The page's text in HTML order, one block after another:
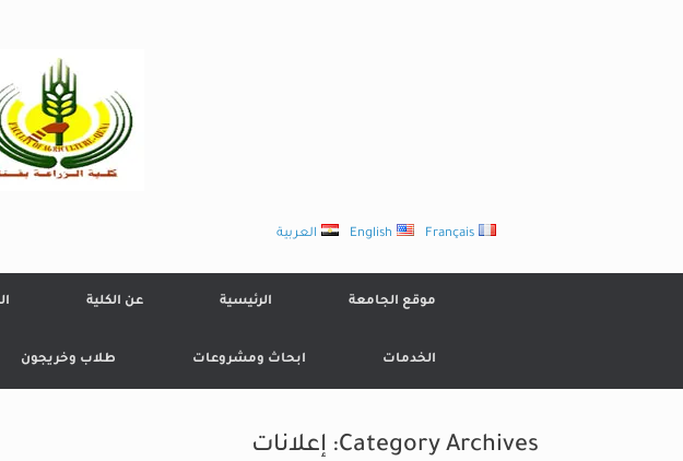
العربية English Français
موقع الجامعة الرئيسية عن الكلية
الخدمات ابحاث ومشروعات طلاب وخريجون
Category Archives: إعلانات